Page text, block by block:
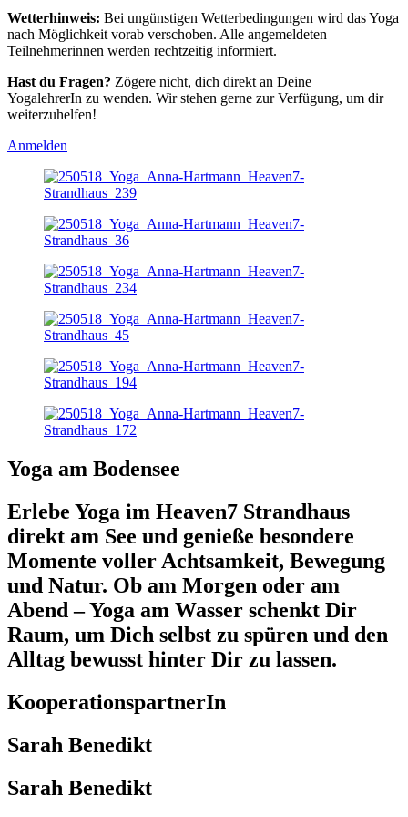
Wetterhinweis: Bei ungünstigen Wetterbedingungen wird das Yoga
nach Möglichkeit vorab verschoben. Alle angemeldeten
Teilnehmerinnen werden rechtzeitig informiert.
Hast du Fragen? Zögere nicht, dich direkt an Deine
YogalehrerIn zu wenden. Wir stehen gerne zur Verfügung, um dir
weiterzuhelfen!
Anmelden
Yoga am Bodensee
Erlebe Yoga im Heaven7 Strandhaus
direkt am See und genieße besondere
Momente voller Achtsamkeit, Bewegung
und Natur. Ob am Morgen oder am
Abend – Yoga am Wasser schenkt Dir
Raum, um Dich selbst zu spüren und den
Alltag bewusst hinter Dir zu lassen.
KooperationspartnerIn
Sarah Benedikt
Sarah Benedikt